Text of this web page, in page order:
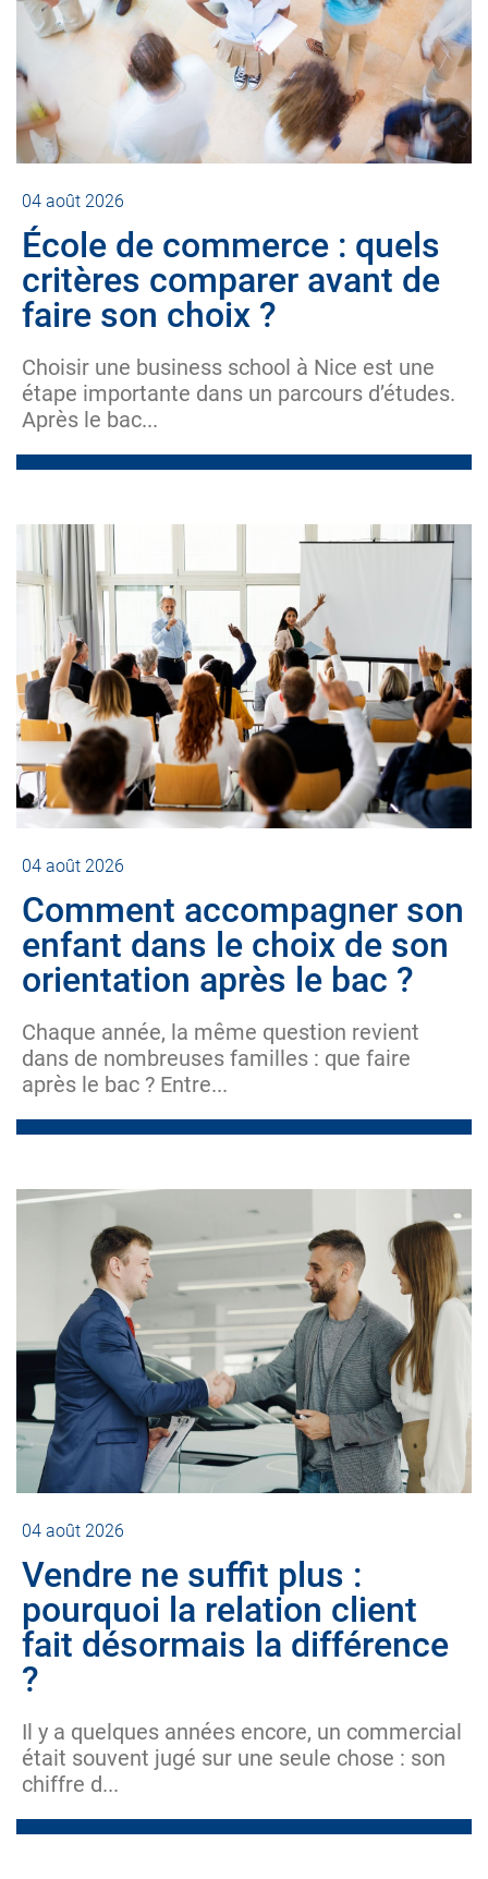
04 août 2026
École de commerce : quels
critères comparer avant de
faire son choix ?
Choisir une business school à Nice est une
étape importante dans un parcours d’études.
Après le bac...
04 août 2026
Comment accompagner son
enfant dans le choix de son
orientation après le bac ?
Chaque année, la même question revient
dans de nombreuses familles : que faire
après le bac ? Entre...
04 août 2026
Vendre ne suffit plus :
pourquoi la relation client
fait désormais la différence
?
Il y a quelques années encore, un commercial
était souvent jugé sur une seule chose : son
chiffre d...